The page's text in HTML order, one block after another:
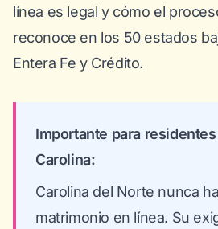
línea es legal y cómo el
reconoce en los 50 estados
Entera Fe y Crédito.
Importante para
Carolina:
Carolina del Norte nunca
matrimonio en línea. Su